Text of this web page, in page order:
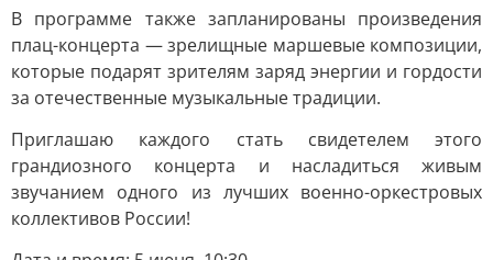
В программе также запланированы произведения
плац-концерта — зрелищные маршевые композиции,
которые подарят зрителям заряд энергии и гордости
за отечественные музыкальные традиции.
Приглашаю каждого стать свидетелем этого
грандиозного концерта и насладиться живым
звучанием одного из лучших военно-оркестровых
коллективов России!